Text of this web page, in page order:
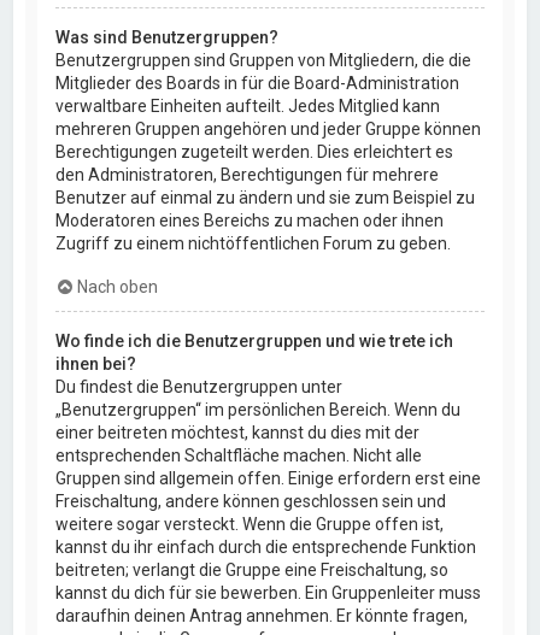
Was sind Benutzergruppen?
Benutzergruppen sind Gruppen von Mitgliedern, die die
Mitglieder des Boards in für die Board-Administration
verwaltbare Einheiten aufteilt. Jedes Mitglied kann
mehreren Gruppen angehören und jeder Gruppe können
Berechtigungen zugeteilt werden. Dies erleichtert es
den Administratoren, Berechtigungen für mehrere
Benutzer auf einmal zu ändern und sie zum Beispiel zu
Moderatoren eines Bereichs zu machen oder ihnen
Zugriff zu einem nichtöffentlichen Forum zu geben.
Nach oben
Wo finde ich die Benutzergruppen und wie trete ich
ihnen bei?
Du findest die Benutzergruppen unter
„Benutzergruppen“ im persönlichen Bereich. Wenn du
einer beitreten möchtest, kannst du dies mit der
entsprechenden Schaltfläche machen. Nicht alle
Gruppen sind allgemein offen. Einige erfordern erst eine
Freischaltung, andere können geschlossen sein und
weitere sogar versteckt. Wenn die Gruppe offen ist,
kannst du ihr einfach durch die entsprechende Funktion
beitreten; verlangt die Gruppe eine Freischaltung, so
kannst du dich für sie bewerben. Ein Gruppenleiter muss
daraufhin deinen Antrag annehmen. Er könnte fragen,